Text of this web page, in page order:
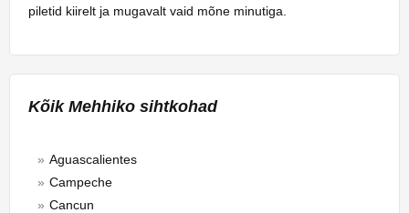
piletid kiirelt ja mugavalt vaid mõne minutiga.
Kõik Mehhiko sihtkohad
Aguascalientes
Campeche
Cancun